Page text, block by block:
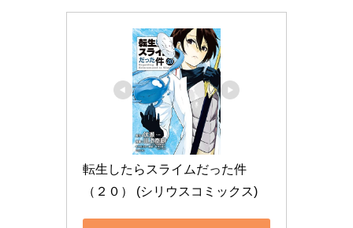
転生したらスライムだった件
（２０） (シリウスコミックス)